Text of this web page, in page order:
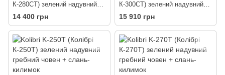
К-280СТ) зелений надувний
гребний човен + слань-
14 400 грн
К-300СТ) зелений надувний
гребний човен + слань-
15 910 грн